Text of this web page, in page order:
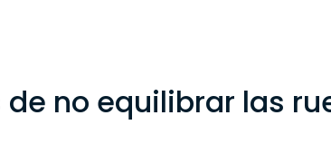
no equilibrar las